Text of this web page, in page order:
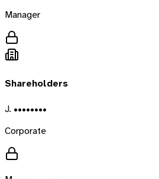
Manager
Shareholders
J. ••••••••
Corporate